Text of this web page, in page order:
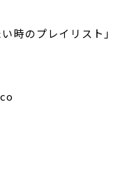
時のプレイリスト｣